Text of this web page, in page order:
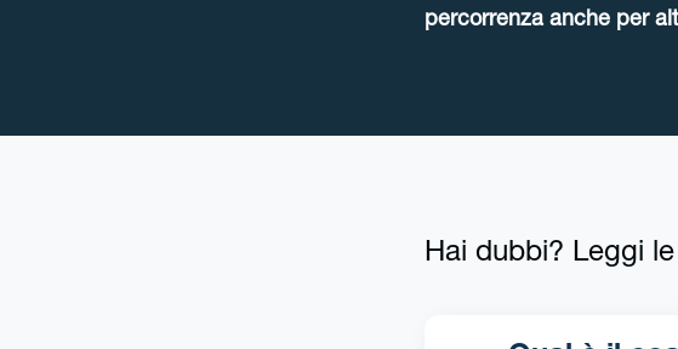
percorrenza anche per
Hai dubbi? Leggi